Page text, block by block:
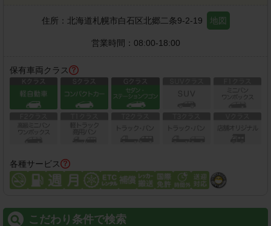
住所： 北海道札幌市白石区北郷二条9-2-19 地図
営業時間： 08:00-18:00
保有車両クラス
各種サービス
こだわり条件で検索